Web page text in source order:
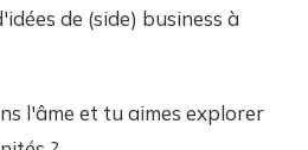
de (side) business à
l'âme et tu aimes explorer